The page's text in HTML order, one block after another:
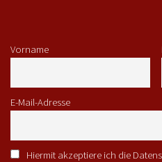
Vorname
E-Mail-Adresse
Hiermit akzeptiere ich die